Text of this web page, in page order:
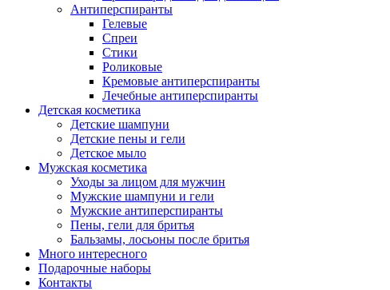
Антиперспиранты
Гелевые
Спреи
Стики
Роликовые
Кремовые антиперспиранты
Лечебные антиперспиранты
Детская косметика
Детские шампуни
Детские пены и гели
Детское мыло
Мужская косметика
Уходы за лицом для мужчин
Мужские шампуни и гели
Мужские антиперспиранты
Пены, гели для бритья
Бальзамы, лосьоны после бритья
Много интересного
Подарочные наборы
Контакты